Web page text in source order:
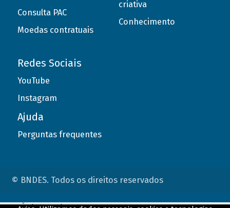
Consulta PAC
Moedas contratuais
criativa
Conhecimento
Redes Sociais
YouTube
Instagram
Ajuda
Perguntas frequentes
© BNDES. Todos os direitos reservados